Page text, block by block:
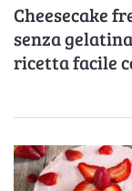
Cheesecake
senza
ricetta facile